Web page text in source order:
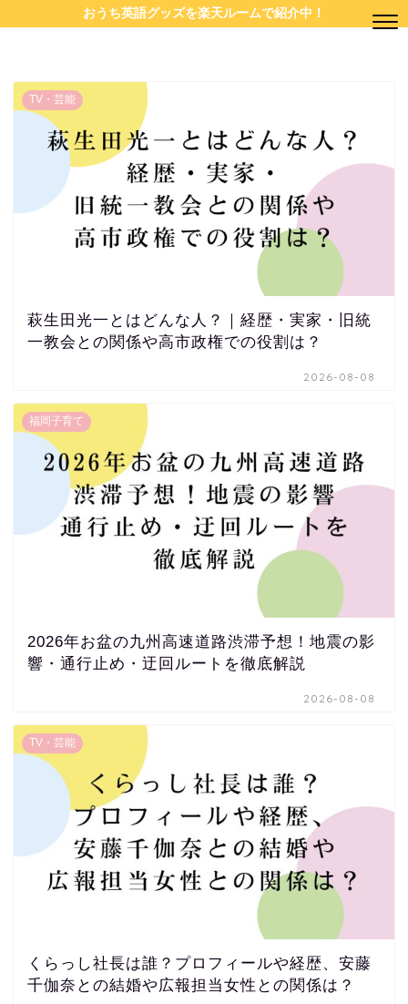
おうち英語グッズを楽天ルームで紹介中！
TV・芸能
萩生田光一とはどんな人？｜経歴・実家・旧統
一教会との関係や高市政権での役割は？
2026-08-08
福岡子育て
2026年お盆の九州高速道路渋滞予想！地震の影
響・通行止め・迂回ルートを徹底解説
2026-08-08
TV・芸能
くらっし社長は誰？プロフィールや経歴、安藤
千伽奈との結婚や広報担当女性との関係は？